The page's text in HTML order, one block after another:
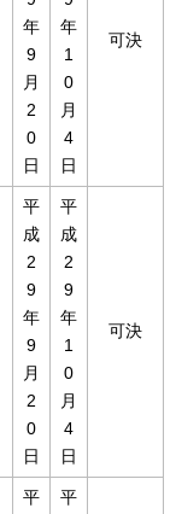
年
9
月
2
0
日
年
1
0
月
4
日
可決
平
成
2
9
年
9
月
2
0
日
平
成
2
9
年
1
0
月
4
日
可決
平
平